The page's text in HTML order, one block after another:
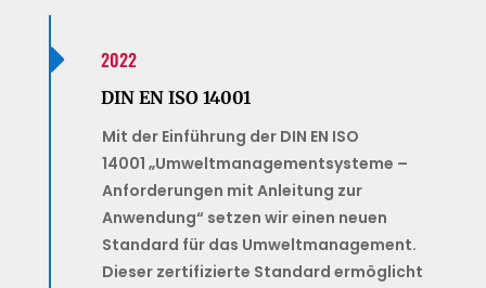
 2022
DIN EN ISO 14001
Mit der Einführung der DIN EN ISO
14001 „Umweltmanagementsysteme –
Anforderungen mit Anleitung zur
Anwendung“ setzen wir einen neuen
Standard für das Umweltmanagement.
Dieser zertifizierte Standard ermöglicht